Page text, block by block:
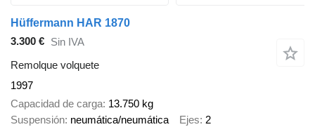
Hüffermann HAR 1870
3.300 € Sin IVA
Remolque volquete
1997
Capacidad de carga 13.750 kg
Suspensión neumática/neumática Ejes 2